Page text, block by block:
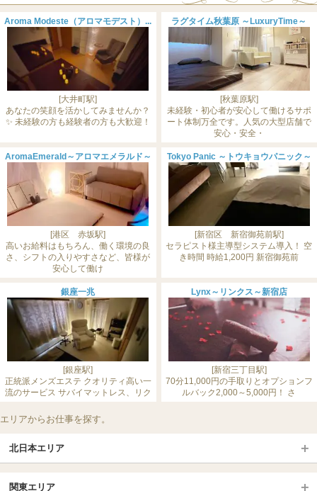
る」と感じるから、...
Aroma Modeste（アロマモデスト）...
[大井町駅]
あなたの笑顔を活かしてみませんか？
✨ 未経験の方も経験者の方も大歓迎！
ラグタイム秋葉原 ～LuxuryTime～
[秋葉原駅]
未経験・初心者が安心して働けるサポ
ート体制万全です。人気の大型店舗で
安心・安全・
AromaEmerald～アロマエメラルド～
[港区 赤坂駅]
高いお給料はもちろん、働く環境の良
さ、シフトの入りやすさなど、皆様が
安心して働け
Tokyo Panic ～トウキョウパニック～
[新宿区 新宿御苑前駅]
セラピスト様主導型システム導入！ 空
き時間 時給1,200円 新宿御苑前
銀座一兆
[銀座駅]
正統派メンズエステ クオリティ高い一
流のサービス サバイマットレス、リク
Lynx～リンクス～新宿店
[新宿三丁目駅]
70分11,000円の手取りとオプションフ
ルバック2,000～5,000円！ さ
エリアからお仕事を探す。
北日本エリア
関東エリア